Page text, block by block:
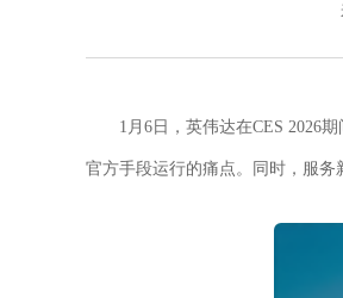
1月6日，英伟达在CES 2026
官方手段运行的痛点。同时，服务